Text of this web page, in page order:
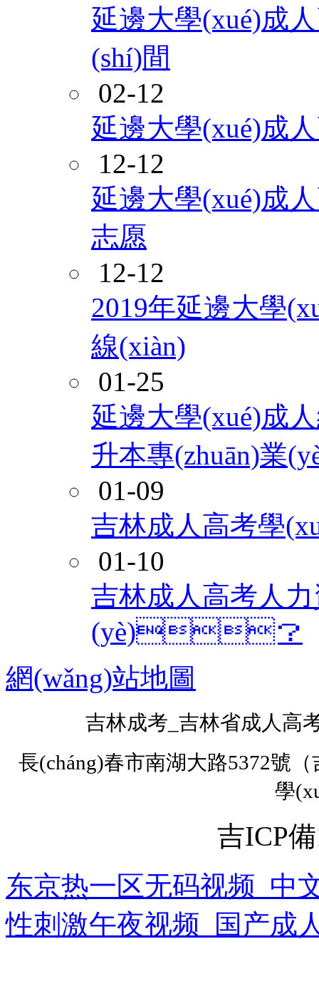
延邊大學(xué)成
(shí)間
02-12
延邊大學(xué)成
12-12
延邊大學(xué)成
志愿
12-12
2019年延邊大學
線(xiàn)
01-25
延邊大學(xué)成
升本專(zhuān)業
01-09
吉林成人高考學
01-10
吉林成人高考人
(yè)？
網(wǎng)站地圖
吉林成考 吉林省成人高
長(cháng)春市南湖大路5372號
學
吉ICP
东京热一区无码视频_中
性刺激午夜视频_国产成